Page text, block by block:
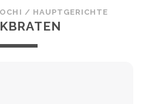
/ HAUPTGERICHTE